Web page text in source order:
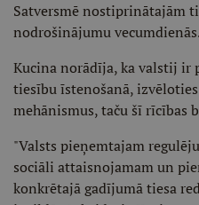
Satversmē nostiprinātajām
nodrošinājumu vecumdienās.
Kucina norādīja, ka valstij ir
tiesību īstenošanā,
mehānismus, taču šī rīcības
"Valsts pieņemtajam
sociāli attaisnojamam un
konkrētajā gadījumā tiesa